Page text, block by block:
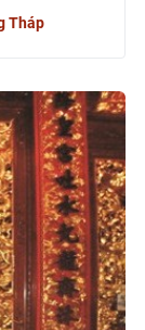
Tháp